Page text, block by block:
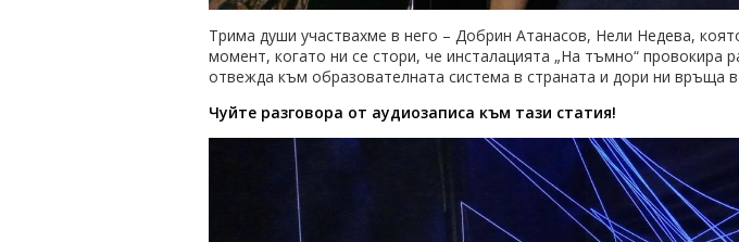
Трима души участвахме в него – Добрин Атанасов, Нели Недева,
момент, когато ни се стори, че инсталацията „На тъмно“
отвежда към образователната система в страната и дори ни връща в
Чуйте разговора от аудиозаписа към тази статия!